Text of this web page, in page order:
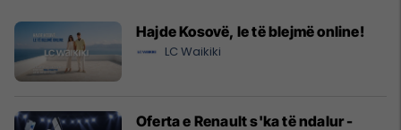
Hajde Kosovë, le të blejmë online!
LC Waikiki
Oferta e Renault s'ka të ndalur -